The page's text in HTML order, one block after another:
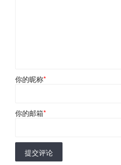
你的昵称*
你的邮箱*
提交评论